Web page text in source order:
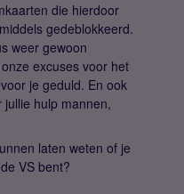
die hierdoor
gedeblokkeerd.
weer gewoon
excuses voor het
je geduld. En ook
hulp mannen,
laten weten of je
VS bent?